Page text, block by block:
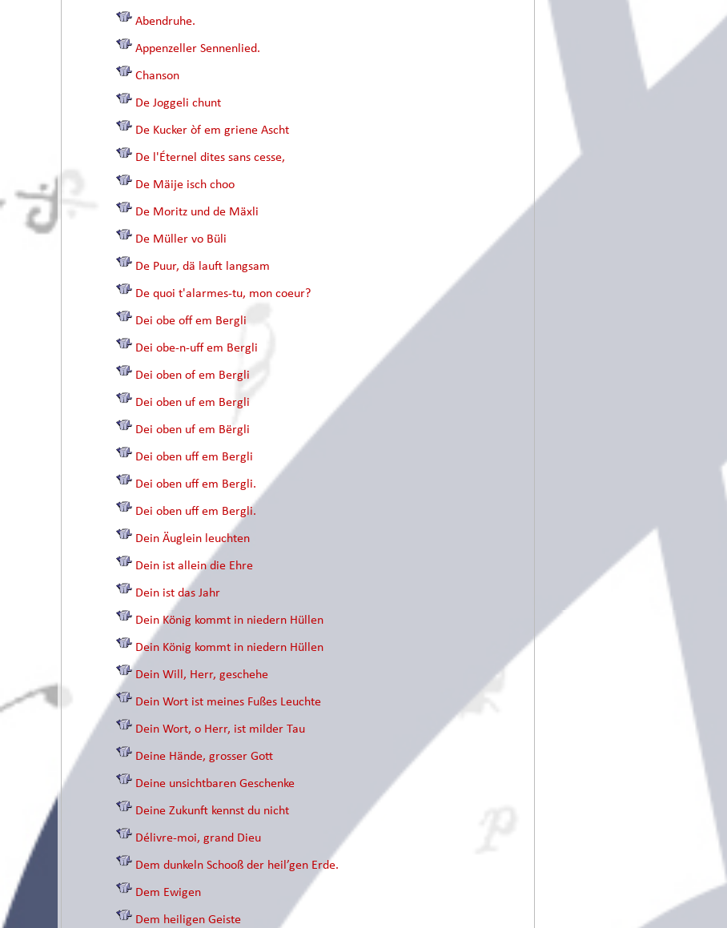
Abendruhe.
Appenzeller Sennenlied.
Chanson
De Joggeli chunt
De Kucker òf em griene Ascht
De l'Éternel dites sans cesse,
De Mäije isch choo
De Moritz und de Mäxli
De Müller vo Büli
De Puur, dä lauft langsam
De quoi t'alarmes-tu, mon coeur?
Dei obe off em Bergli
Dei obe-n-uff em Bergli
Dei oben of em Bergli
Dei oben uf em Bergli
Dei oben uf em Bërgli
Dei oben uff em Bergli
Dei oben uff em Bergli.
Dei oben uff em Bergli.
Dein Äuglein leuchten
Dein ist allein die Ehre
Dein ist das Jahr
Dein König kommt in niedern Hüllen
Dein König kommt in niedern Hüllen
Dein Will, Herr, geschehe
Dein Wort ist meines Fußes Leuchte
Dein Wort, o Herr, ist milder Tau
Deine Hände, grosser Gott
Deine unsichtbaren Geschenke
Deine Zukunft kennst du nicht
Délivre-moi, grand Dieu
Dem dunkeln Schooß der heil’gen Erde.
Dem Ewigen
Dem heiligen Geiste